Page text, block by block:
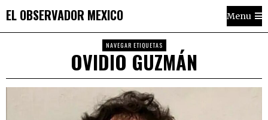
EL OBSERVADOR MEXICO Menu
NAVEGAR ETIQUETAS
OVIDIO GUZMÁN